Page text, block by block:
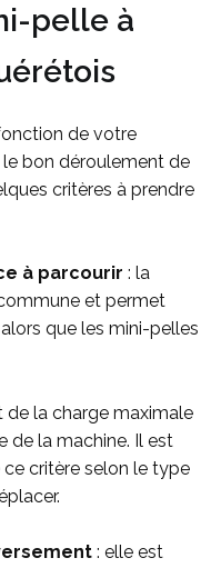
pelle à
de votre
bon déroulement de
critères à prendre
à parcourir : la
et permet
que les mini-pelles
de la charge maximale
de la machine. Il est
critère selon le type
: elle est